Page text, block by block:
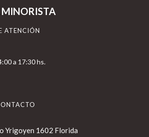
MINORISTA
ATENCIÓN
a 17:30 hs.
Yrigoyen 1602 Florida